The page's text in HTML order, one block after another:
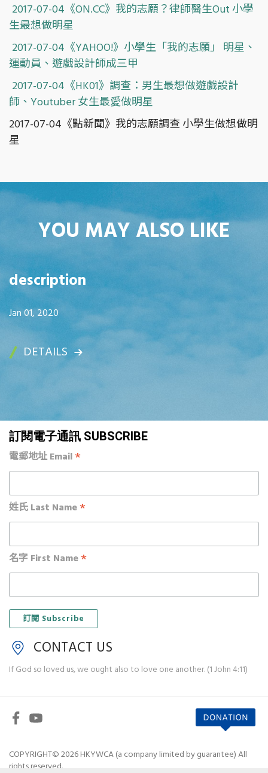
2017-07-04《ON.CC》我的志願？律師醫生Out 小學
生最想做明星
2017-07-04《YAHOO!》小學生「我的志願」 明星、
運動員、遊戲設計師成三甲
2017-07-04《HK01》調查：男生最想做遊戲設計
師、Youtuber 女生最愛做明星
2017-07-04《點新聞》我的志願調查 小學生做想做明
星
YOU MAY ALSO LIKE
description
Jan 01, 2020
DETAILS
訂閱電子通訊 SUBSCRIBE
電郵地址 Email*
姓氏 Last Name*
名字 First Name*
CONTACT US
If God so loved us, we ought also to love one another. (1 John 4:11)
COPYRIGHT© 2026 HKYWCA (a company limited by guarantee) All
rights reserved.